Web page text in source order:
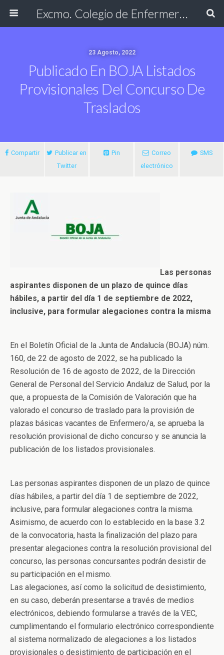
Excmo. Colegio de Enfermería de Cádiz
23 Agosto, 2022
Publicado En BOJA Listados
Provisionales Del Concurso De
Traslados
Compartir
Publicar en
Twitter
Pin
Correo
electrónico
SMS
Las personas
aspirantes disponen de un plazo de quince días
hábiles, a partir del día 1 de septiembre de 2022,
inclusive, para formular alegaciones contra la misma
En el Boletín Oficial de la Junta de Andalucía (BOJA) núm.
160, de 22 de agosto de 2022, se ha publicado la
Resolución de 16 de agosto de 2022, de la Dirección
General de Personal del Servicio Andaluz de Salud, por la
que, a propuesta de la Comisión de Valoración que ha
valorado el concurso de traslado para la provisión de
plazas básicas vacantes de Enfermero/a, se aprueba la
resolución provisional de dicho concurso y se anuncia la
publicación de los listados provisionales.
Las personas aspirantes disponen de un plazo de quince
días hábiles, a partir del día 1 de septiembre de 2022,
inclusive, para formular alegaciones contra la misma.
Asimismo, de acuerdo con lo establecido en la base 3.2
de la convocatoria, hasta la finalización del plazo para
presentar alegaciones contra la resolución provisional del
concurso, las personas concursantes podrán desistir de
su participación en el mismo.
Las alegaciones, así como la solicitud de desistimiento,
en su caso, deberán presentarse a través de medios
electrónicos, debiendo formularse a través de la VEC,
cumplimentando el formulario electrónico correspondiente
al sistema normalizado de alegaciones a los listados
provisionales o desistimiento de participación en el